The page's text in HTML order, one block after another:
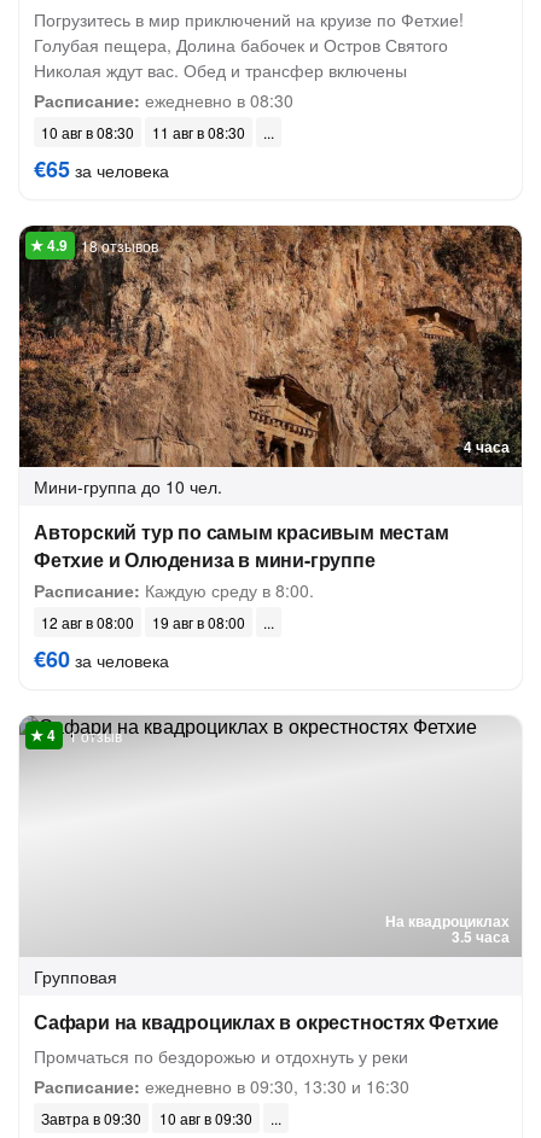
Погрузитесь в мир приключений на круизе по Фетхие!
Голубая пещера, Долина бабочек и Остров Святого
Николая ждут вас. Обед и трансфер включены
Расписание: ежедневно в 08:30
10 авг в 08:30 11 авг в 08:30
€65 за человека
4 часа
18 отзывов
Мини-группа до 10 чел.
Авторский тур по самым красивым местам
Фетхие и Олюдениза в мини-группе
Расписание: Каждую среду в 8:00.
12 авг в 08:00 19 авг в 08:00
€60 за человека
На квадроциклах
3.5 часа
1 отзыв
Групповая
Сафари на квадроциклах в окрестностях Фетхие
Промчаться по бездорожью и отдохнуть у реки
Расписание: ежедневно в 09:30, 13:30 и 16:30
Завтра в 09:30 10 авг в 09:30